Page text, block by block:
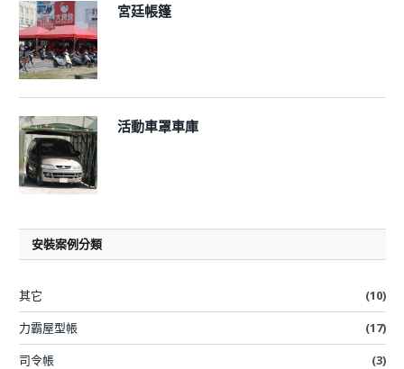
宮廷帳篷
活動車罩車庫
安裝案例分類
其它
(10)
力霸屋型帳
(17)
司令帳
(3)